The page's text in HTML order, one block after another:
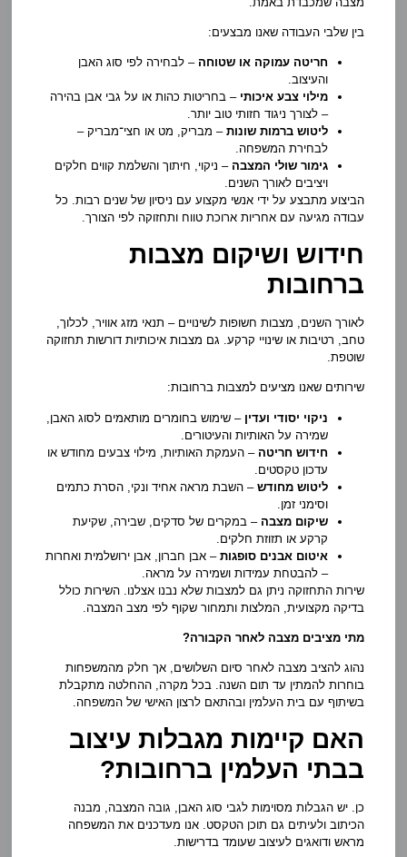
בין שלבי העבודה שאנו מבצעים:
חריטה עמוקה או שטוחה – לבחירה לפי סוג האבן
והעיצוב.
מילוי צבע איכותי – בחריטות כהות או על גבי אבן בהירה
– לצורך ניגוד חזותי טוב יותר.
ליטוש ברמות שונות – מבריק, מט או חצי־מבריק –
לבחירת המשפחה.
גימור שולי המצבה – ניקוי, חיתוך והשלמת קווים חלקים
ויציבים לאורך השנים.
הביצוע מתבצע על ידי אנשי מקצוע עם ניסיון של שנים רבות. כל
עבודה מגיעה עם אחריות ארוכת טווח ותחזוקה לפי הצורך.
חידוש ושיקום מצבות
ברחובות
לאורך השנים, מצבות חשופות לשינויים – תנאי מזג אוויר, לכלוך,
טחב, רטיבות או שינויי קרקע. גם מצבות איכותיות דורשות תחזוקה
שוטפת.
שירותים שאנו מציעים למצבות ברחובות:
ניקוי יסודי ועדין – שימוש בחומרים מותאמים לסוג האבן,
שמירה על האותיות והעיטורים.
חידוש חריטה – העמקת האותיות, מילוי צבעים מחודש או
עדכון טקסטים.
ליטוש מחודש – השבת מראה אחיד ונקי, הסרת כתמים
וסימני זמן.
שיקום מצבה – במקרים של סדקים, שבירה, שקיעת
קרקע או תזוזת חלקים.
איטום אבנים סופגות – אבן חברון, אבן ירושלמית ואחרות
– להבטחת עמידות ושמירה על מראה.
שירות התחזוקה ניתן גם למצבות שלא נבנו אצלנו. השירות כולל
בדיקה מקצועית, המלצות ותמחור שקוף לפי מצב המצבה.
מתי מציבים מצבה לאחר הקבורה?
נהוג להציב מצבה לאחר סיום השלושים, אך חלק מהמשפחות
בוחרות להמתין עד תום השנה. בכל מקרה, ההחלטה מתקבלת
בשיתוף עם בית העלמין ובהתאם לרצון האישי של המשפחה.
האם קיימות מגבלות עיצוב
בבתי העלמין ברחובות?
כן. יש הגבלות מסוימות לגבי סוג האבן, גובה המצבה, מבנה
הכיתוב ולעיתים גם תוכן הטקסט. אנו מעדכנים את המשפחה
מראש ודואגים לעיצוב שעומד בדרישות.